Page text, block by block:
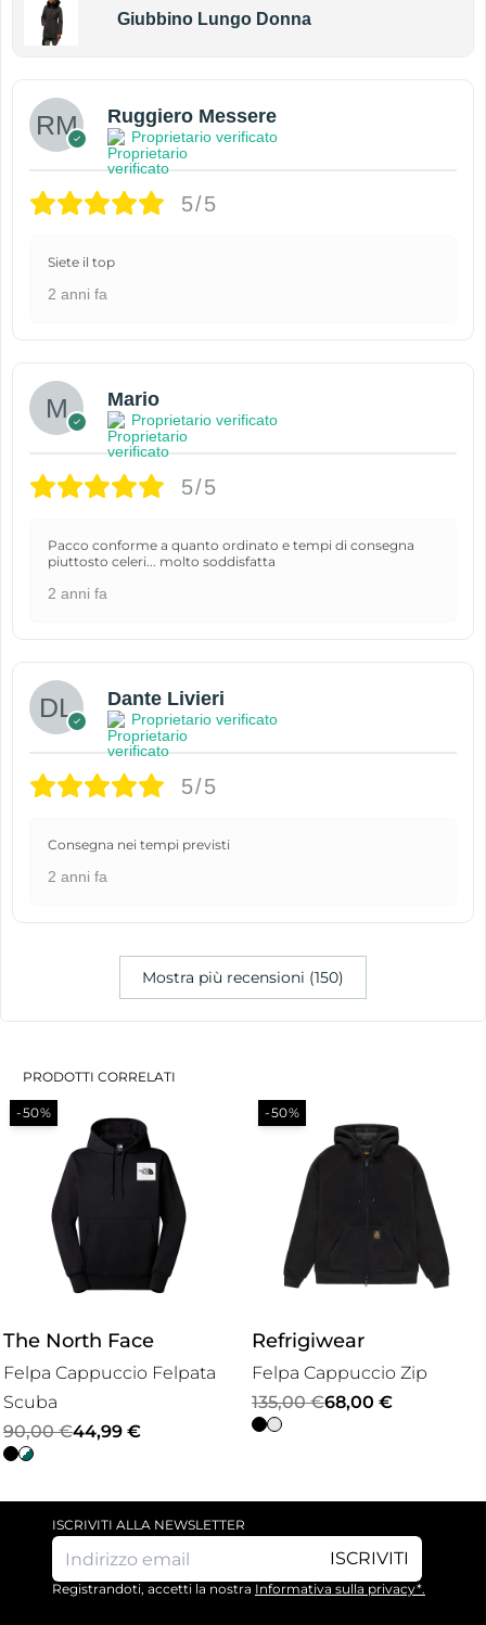
Giubbino Lungo Donna
Ruggiero Messere
Proprietario verificato
5/5
Siete il top
2 anni fa
Mario
Proprietario verificato
5/5
Pacco conforme a quanto ordinato e tempi di consegna
piuttosto celeri... molto soddisfatta
2 anni fa
Dante Livieri
Proprietario verificato
5/5
Consegna nei tempi previsti
2 anni fa
Mostra più recensioni (150)
PRODOTTI CORRELATI
-50%
The North Face
Felpa Cappuccio Felpata
Scuba
90,00€
Il
prezzo
90,00 €.
44,99 €
Il
prezzo
44,99 €.
-50%
Refrigiwear
Felpa Cappuccio Zip
135,00€
Il
prezzo
68,00 €
Il
prezzo
ISCRIVITI ALLA NEWSLETTER
ISCRIVITI
Registrandoti, accetti la nostra Informativa sulla privacy*.